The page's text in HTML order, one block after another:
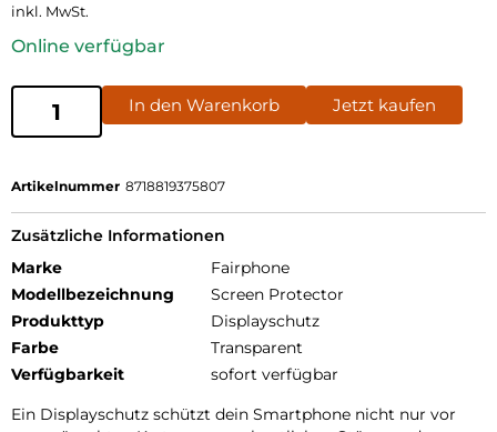
inkl. MwSt.
Online verfügbar
In den Warenkorb Jetzt kaufen
Artikelnummer 8718819375807
Zusätzliche Informationen
Marke
Fairphone
Modellbezeichnung
Screen Protector
Produkttyp
Displayschutz
Farbe
Transparent
Verfügbarkeit
sofort verfügbar
Ein Displayschutz schützt dein Smartphone nicht nur vor